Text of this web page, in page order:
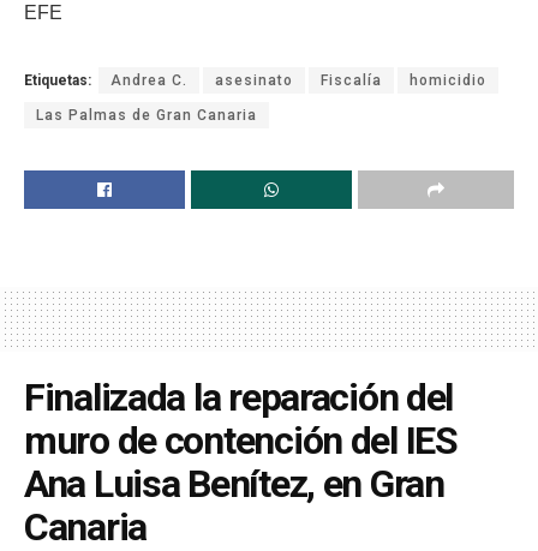
EFE
Etiquetas: Andrea C. asesinato Fiscalía homicidio
Las Palmas de Gran Canaria
Finalizada la reparación del
muro de contención del IES
Ana Luisa Benítez, en Gran
Canaria